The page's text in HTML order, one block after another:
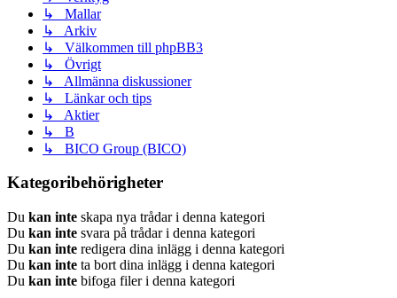
↳ Mallar
↳ Arkiv
↳ Välkommen till phpBB3
↳ Övrigt
↳ Allmänna diskussioner
↳ Länkar och tips
↳ Aktier
↳ B
↳ BICO Group (BICO)
Kategoribehörigheter
Du kan inte skapa nya trådar i denna kategori
Du kan inte svara på trådar i denna kategori
Du kan inte redigera dina inlägg i denna kategori
Du kan inte ta bort dina inlägg i denna kategori
Du kan inte bifoga filer i denna kategori